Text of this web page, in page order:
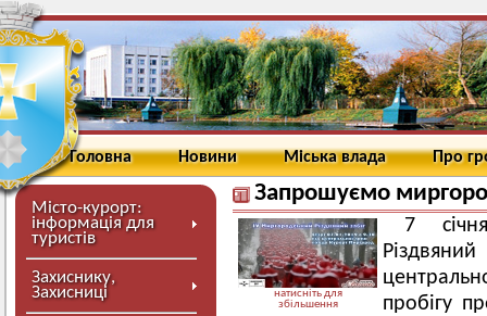
Головна Новини Міська влада Про
Місто-курорт:
інформація для
туристів
Захиснику,
Захисниці
Запрошуємо
натисніть для
збільшення
7
пробігу